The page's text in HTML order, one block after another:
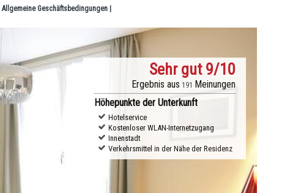
|Allgemeine Geschäftsbedingungen
Sehr gut 9/10
Ergebnis aus 191 Meinungen
Höhepunkte der Unterkunft
Hotelservice
Kostenloser WLAN-Internetzugang
Innenstadt
Verkehrsmittel in der Nähe der Residenz